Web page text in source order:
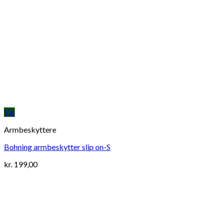
Vis
Armbeskyttere
Bohning armbeskytter slip on-S
kr. 199,00